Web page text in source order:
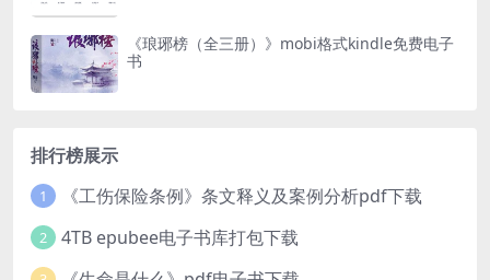
《琅琊榜（全三册）》mobi格式kindle免费电子
书
排行榜展示
1 《工伤保险条例》条文释义及案例分析pdf下载
2 4TB epubee电子书库打包下载